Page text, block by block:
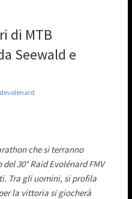
di MTB
Seewald e
che si terranno
30° Raid Evolénard FMV
Tra gli uomini, si profila
la vittoria si giocherà